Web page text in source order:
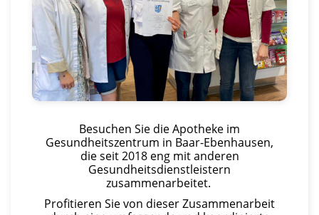
Besuchen Sie die Apotheke im
Gesundheitszentrum in Baar-Ebenhausen,
die seit 2018 eng mit anderen
Gesundheitsdienstleistern
zusammenarbeitet.
Profitieren Sie von dieser Zusammenarbeit